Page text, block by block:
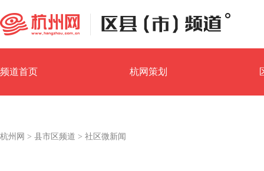
频道首页 杭网策划
杭州网 > 县市区频道 > 社区微新闻